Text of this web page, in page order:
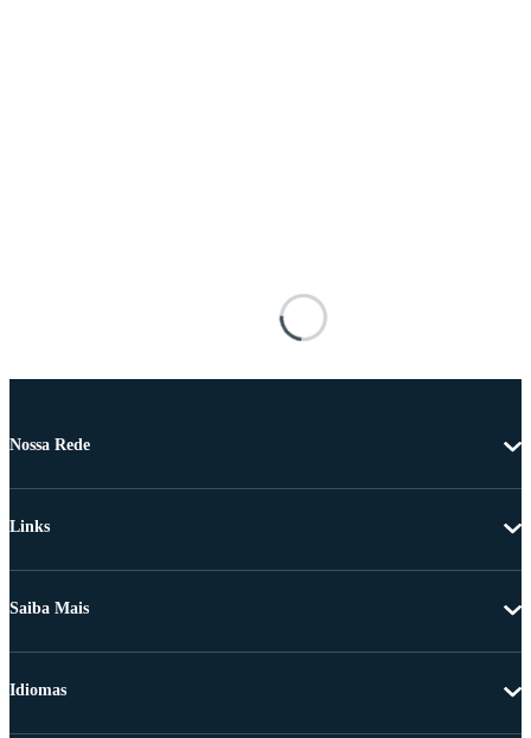
Nossa Rede
Links
Saiba Mais
Idiomas